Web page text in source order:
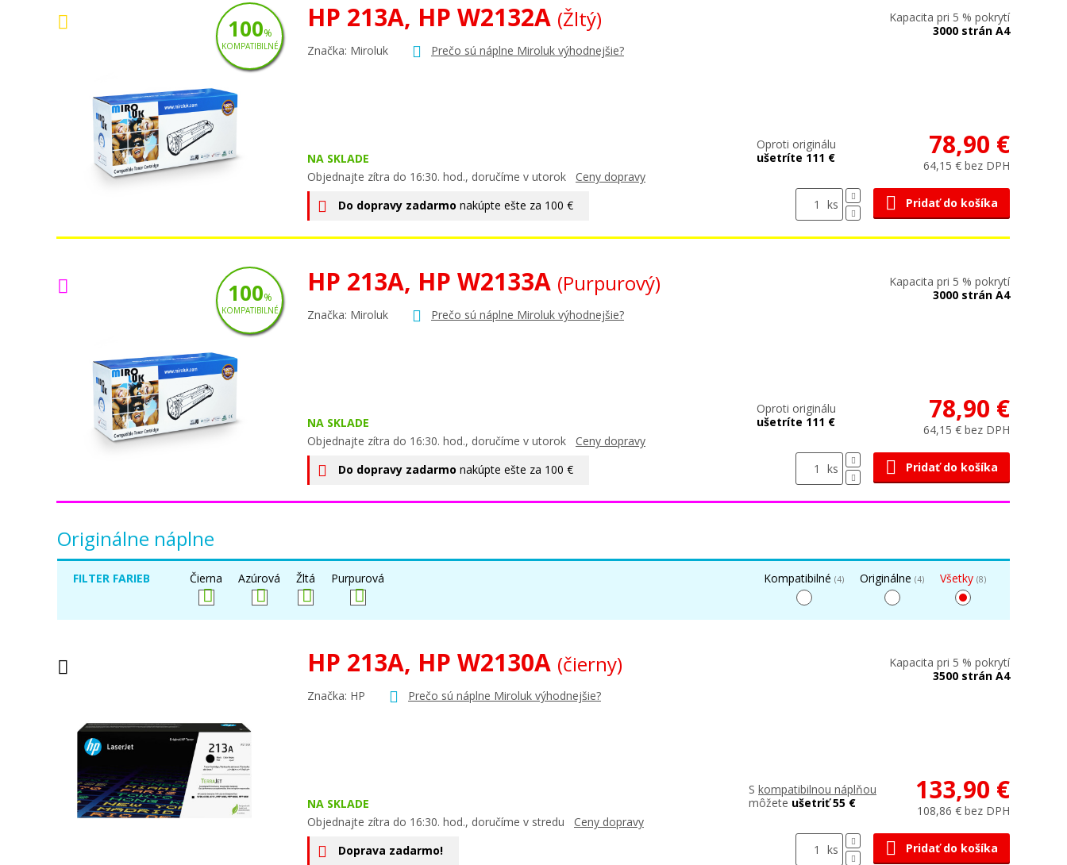
HP 213A, HP W2132A (Žltý)
Značka: Miroluk Prečo sú náplne Miroluk výhodnejšie?
NA SKLADE
Objednajte zítra do 16:30. hod., doručíme v utorok Ceny dopravy
Do dopravy zadarmo nakúpte ešte za 100 €
Kapacita pri 5 % pokrytí
3000 strán A4
Oproti originálu
ušetríte 111 €
78,90 €
64,15 € bez DPH
ks Pridať do košíka
100%
KOMPATIBILNÉ
HP 213A, HP W2133A (Purpurový)
Značka: Miroluk Prečo sú náplne Miroluk výhodnejšie?
NA SKLADE
Objednajte zítra do 16:30. hod., doručíme v utorok Ceny dopravy
Do dopravy zadarmo nakúpte ešte za 100 €
Kapacita pri 5 % pokrytí
3000 strán A4
Oproti originálu
ušetríte 111 €
78,90 €
64,15 € bez DPH
ks Pridať do košíka
100%
KOMPATIBILNÉ
Originálne náplne
FILTER FARIEB Čierna Azúrová Žltá Purpurová Kompatibilné (4) Originálne (4) Všetky (8)
HP 213A, HP W2130A (čierny)
Značka: HP Prečo sú náplne Miroluk výhodnejšie?
NA SKLADE
Objednajte zítra do 16:30. hod., doručíme v stredu Ceny dopravy
Doprava zadarmo!
Kapacita pri 5 % pokrytí
3500 strán A4
S kompatibilnou náplňou
môžete ušetriť 55 € 133,90 €
108,86 € bez DPH
ks Pridať do košíka